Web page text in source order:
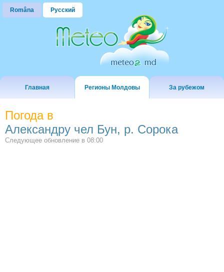
Româna Русский
Главная Регионы Молдовы За рубежом
Погода в
Александру чел Бун, р. Сорока
Следующее обновление в 08:00